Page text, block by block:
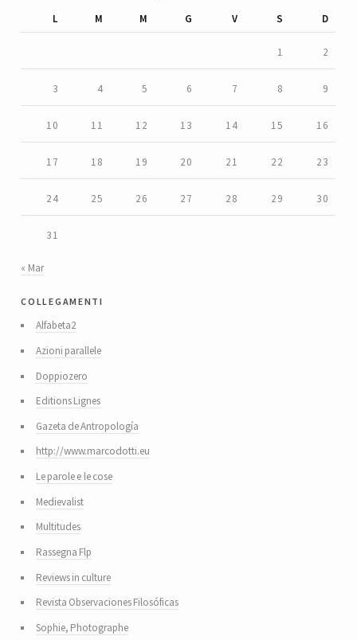
L
M M G V S D
1 2
3 4 5 6 7 8 9
10 11 12 13 14 15 16
17 18 19 20 21 22 23
24 25 26 27 28 29 30
31
« Mar
collegamenti
Alfabeta2
Azioni parallele
Doppiozero
Editions Lignes
Gazeta de Antropología
http://www.marcodotti.eu
Le parole e le cose
Medievalist
Multitudes
Rassegna Flp
Reviews in culture
Revista Observaciones Filosóficas
Sophie, Photographe